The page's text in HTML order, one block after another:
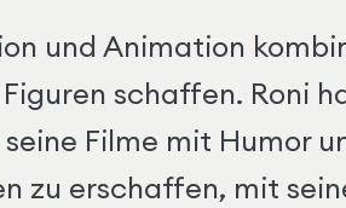
und Animation
schaffen. Roni
Filme mit Humor
zu erschaffen, mit